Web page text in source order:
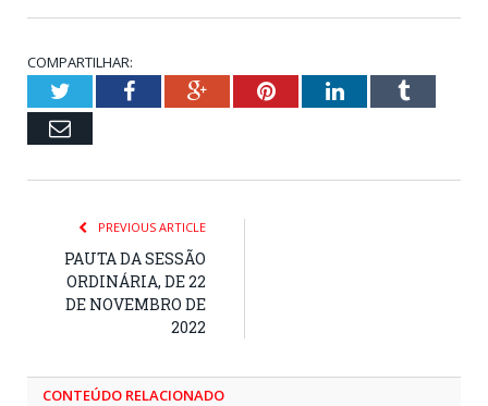
COMPARTILHAR:
TwitterFacebookGoogle+PinterestLinkedInTumblr
Email
PREVIOUS ARTICLE
PAUTA DA SESSÃO
ORDINÁRIA, DE 22
DE NOVEMBRO DE
2022
CONTEÚDO RELACIONADO